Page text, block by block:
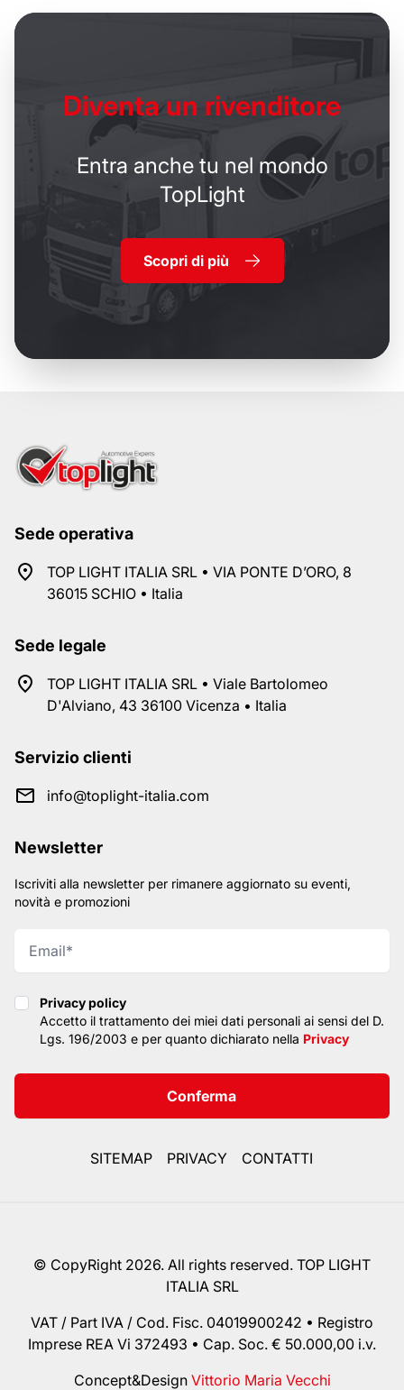
Diventa un rivenditore
Entra anche tu nel mondo
TopLight
Scopri di più
Sede operativa
TOP LIGHT ITALIA SRL • VIA PONTE D’ORO, 8
36015 SCHIO • Italia
Sede legale
TOP LIGHT ITALIA SRL • Viale Bartolomeo
D'Alviano, 43 36100 Vicenza • Italia
Servizio clienti
info@toplight-italia.com
Newsletter
Iscriviti alla newsletter per rimanere aggiornato su eventi,
novità e promozioni
Privacy policy
Privacy policy
Accetto il trattamento dei miei dati personali ai sensi del D.
Lgs. 196/2003 e per quanto dichiarato nella Privacy
Conferma
SITEMAP PRIVACY CONTATTI
© CopyRight 2026. All rights reserved. TOP LIGHT
ITALIA SRL
VAT / Part IVA / Cod. Fisc. 04019900242 • Registro
Imprese REA Vi 372493 • Cap. Soc. € 50.000,00 i.v.
Concept&Design Vittorio Maria Vecchi